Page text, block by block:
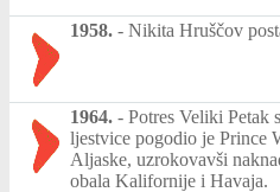
1958. - Nikita Hruščov
1964. - Potres Veliki Petak
ljestvice pogodio je Prince
Aljaske, uzrokovavši
obala Kalifornije i Havaja.